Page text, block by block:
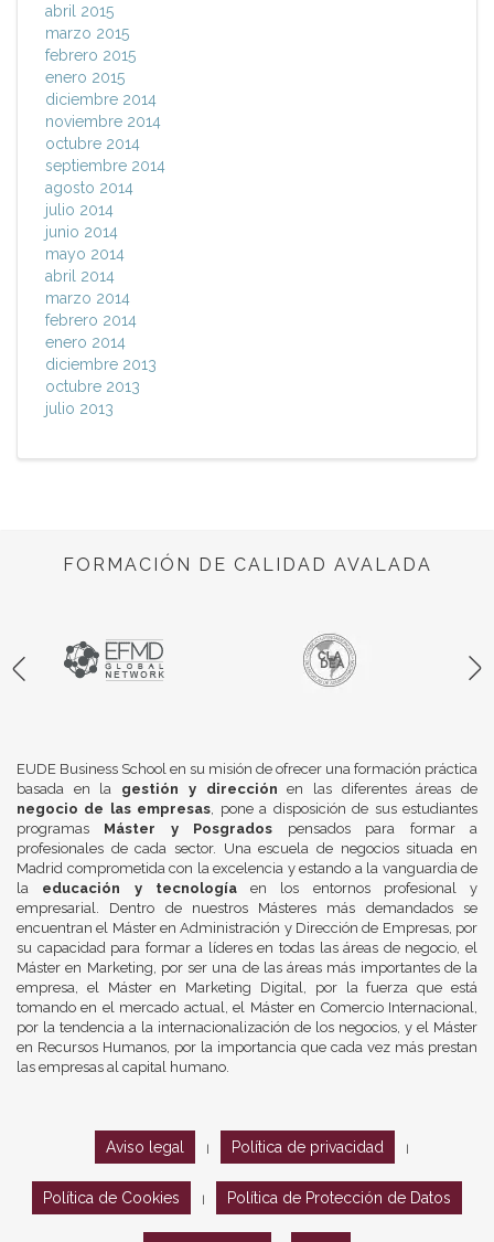
abril 2015
marzo 2015
febrero 2015
enero 2015
diciembre 2014
noviembre 2014
octubre 2014
septiembre 2014
agosto 2014
julio 2014
junio 2014
mayo 2014
abril 2014
marzo 2014
febrero 2014
enero 2014
diciembre 2013
octubre 2013
julio 2013
FORMACIÓN DE CALIDAD AVALADA
EUDE Business School en su misión de ofrecer una formación práctica
basada en la gestión y dirección en las diferentes áreas de
negocio de las empresas , pone a disposición de sus estudiantes
programas Máster y Posgrados pensados para formar a
profesionales de cada sector. Una escuela de negocios situada en
Madrid comprometida con la excelencia y estando a la vanguardia de
la educación y tecnologíaen los entornos profesional y
empresarial. Dentro de nuestros Másteres más demandados se
encuentran el Máster en Administración y Dirección de Empresas, por
su capacidad para formar a líderes en todas las áreas de negocio, el
Máster en Marketing, por ser una de las áreas más importantes de la
empresa, el Máster en Marketing Digital, por la fuerza que está
tomando en el mercado actual, el Máster en Comercio Internacional,
por la tendencia a la internacionalización de los negocios, y el Máster
en Recursos Humanos, por la importancia que cada vez más prestan
las empresas al capital humano.
Aviso legal Política de privacidad
Política de Cookies Política de Protección de Datos